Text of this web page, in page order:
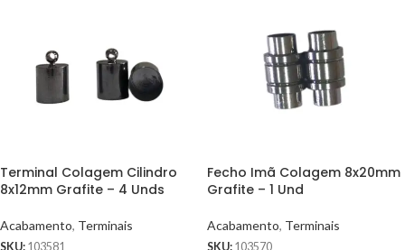
Terminal Colagem Cilindro
8x12mm Grafite – 4 Unds
Acabamento, Terminais
SKU: 103581
Fecho Imã Colagem 8x20mm
Grafite – 1 Und
Acabamento, Terminais
SKU: 103570